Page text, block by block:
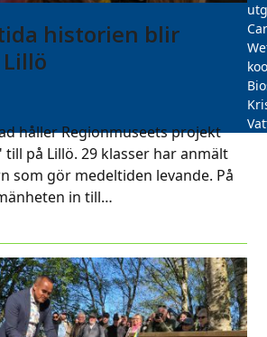
historien blir
håller Regionmuseets projekt
till på Lillö. 29 klasser har anmält
som gör medeltiden levande. På
in till…